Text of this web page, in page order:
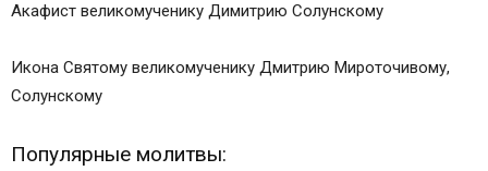
Акафист великомученику Димитрию Солунскому
Икона Святому великомученику Дмитрию Мироточивому,
Солунскому
Популярные молитвы: